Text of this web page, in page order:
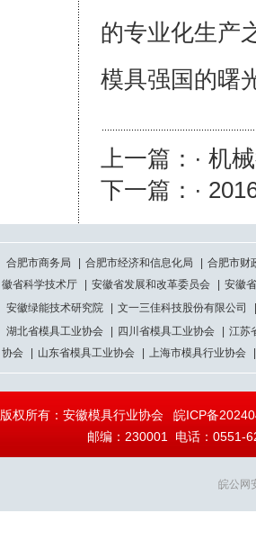
的专业化生产
模具强国的曙
上一篇：· 机
下一篇：·
合肥市商务局 合肥市经济和信息化局
合肥市财
徽省科学技术厅
安徽省发展和改革委员会 安徽
安徽绿能技术研究院 文一三佳科技股份有限公司
湖北省模具工业协会 四川省模具工业协会
江苏
协会
山东省模具工业协会 上海市模具行业协会
版权所有：安徽模具行业协会
皖ICP备
邮编：230001 电话：0551-
皖公网